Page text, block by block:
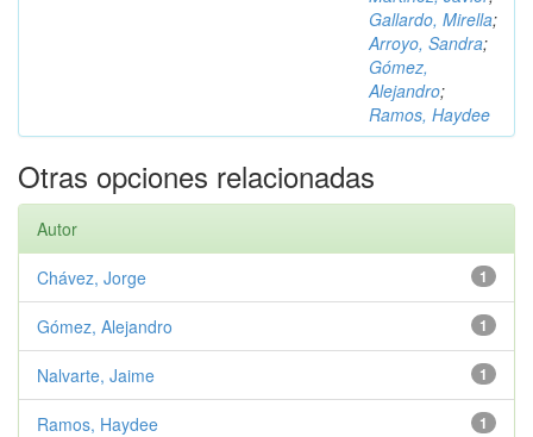
Gallardo, Mirella;
Arroyo, Sandra;
Gómez,
Alejandro;
Ramos, Haydee
Otras opciones relacionadas
Autor
1
Chávez, Jorge
1
Gómez, Alejandro
1
Nalvarte, Jaime
1
Ramos, Haydee